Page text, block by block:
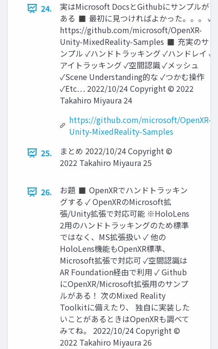
24.
実はMicrosoft DocsとGithubにサンプルが
ある ◼ 最初に見つければよかった。。。 ✓
https://github.com/microsoft/OpenXR-
Unity-MixedReality-Samples ◼ 充実のサ
ンプル ✓ハンドトラッキング ✓ハンドレイ ✓
アイトラッキング ✓空間認識 ✓メッシュ
✓Scene Understanding的な ✓つかむ操作
✓Etc… 2022/10/24 Copyright © 2022
Takahiro Miyaura 24
https://github.com/microsoft/OpenXR-
Unity-MixedReality-Samples
25.
まとめ 2022/10/24 Copyright ©
2022 Takahiro Miyaura 25
26.
お題 ◼ OpenXRでハンドトラッキン
グする ✓ OpenXRのMicrosoft拡
張/Unity拡張で対応可能 ※HoloLens
2用のハンドトラッキングのため標準
ではなく、MS拡張扱い ✓ 他の
HoloLens機能もOpenXR標準、
Microsoft拡張で対応可 ✓空間認識は
AR Foundation経由で利用 ✓ Github
にOpenXR/Microsoft拡張用のサンプ
ルがある！ 次のMixed Reality
Toolkitに備えたり、 独自に実装した
いことがあるときはOpenXRも調べて
みてね。 2022/10/24 Copyright ©
2022 Takahiro Miyaura 26